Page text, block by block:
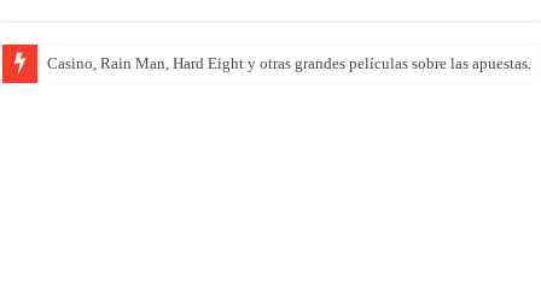
Introducción al maravilloso mundo de ‘Deadly Premonition’